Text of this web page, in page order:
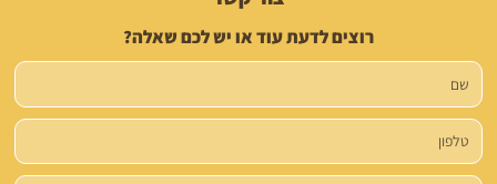
רוצים לדעת עוד או יש לכם שאלה?
שם
טלפון